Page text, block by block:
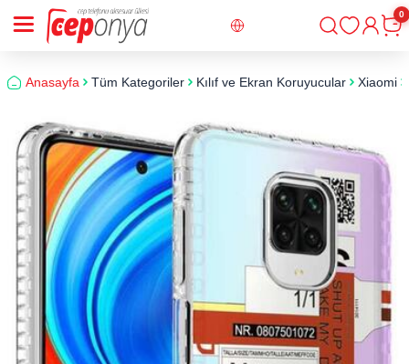
Giriş
0
Anasayfa Tüm Kategoriler Kılıf ve Ekran Koruyucular Xiaomi